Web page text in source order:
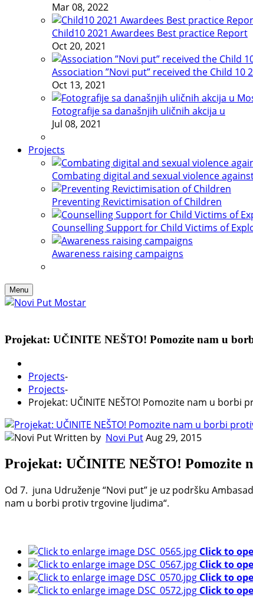
Mar 08, 2022
Child10 2021 Awardees Best practice Report
Oct 20, 2021
Association ”Novi put” received the Child 10
Oct 13, 2021
Fotografije sa današnjih uličnih akcija u
Jul 08, 2021
Projects
Combating digital and sexual violence
Preventing Revictimisation of Children
Counselling Support for Child Victims of
Awareness raising campaigns
Menu
Projekat: UČINITE NEŠTO! Pomozite nam u
Projects-
Projects-
Projekat: UČINITE NEŠTO! Pomozite nam u borbi
Written by Novi PutAug 29, 2015
Projekat: UČINITE NEŠTO! Pomozite
Od 7. juna Udruženje “Novi put” je uz podršku
nam u borbi protiv trgovine ljudima“.
Click to
Click to
Click to
Click to